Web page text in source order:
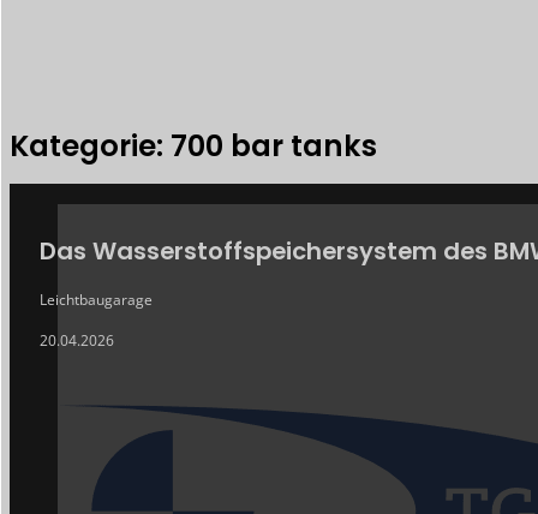
Kategorie: 700 bar tanks
Das Wasserstoffspeichersystem des
Leichtbaugarage
20.04.2026